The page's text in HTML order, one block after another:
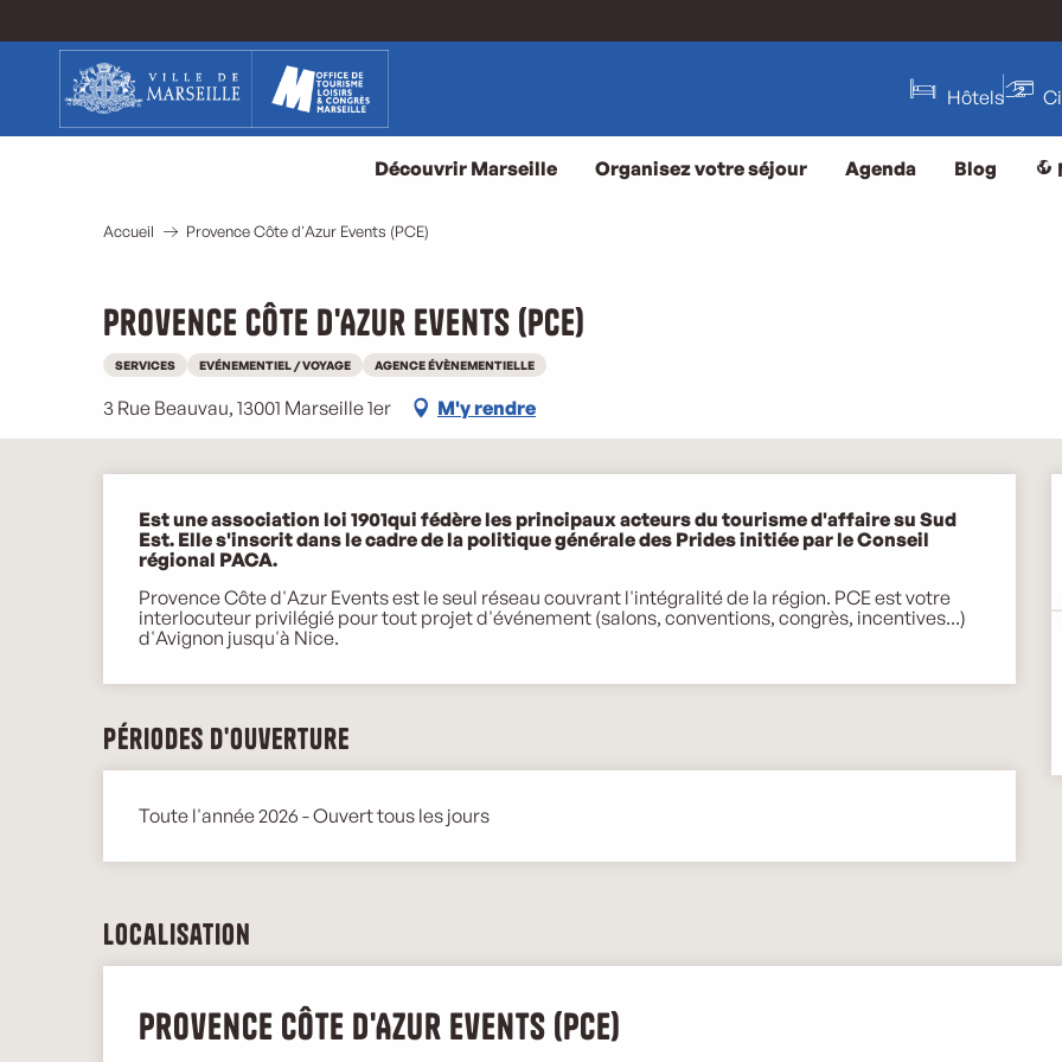
contenu
Hôtels
Découvrir Marseille Organisez votre séjour Agenda Blog
Accueil Provence Côte d'Azur Events (PCE)
Provence Côte d'Azur Events (PCE)
SERVICES EVÉNEMENTIEL / VOYAGE AGENCE ÉVÈNEMENTIELLE
3 Rue Beauvau, 13001 Marseille 1er M'y rendre
Description
Est une association loi 1901qui fédère les principaux acteurs du tourisme d'affaire su Sud
Est. Elle s'inscrit dans le cadre de la politique générale des Prides initiée par le Conseil
régional PACA.
Provence Côte d'Azur Events est le seul réseau couvrant l'intégralité de la région. PCE est votre
interlocuteur privilégié pour tout projet d'événement (salons, conventions, congrès, incentives...)
d'Avignon jusqu'à Nice.
Périodes d'ouverture
Toute l'année 2026 - Ouvert tous les jours
Localisation
Provence Côte d'Azur Events (PCE)